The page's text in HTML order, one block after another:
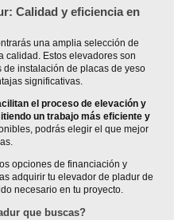
Calidad y eficiencia en
una amplia selección de
calidad. Estos elevadores son
instalación de placas de yeso
significativas.
el proceso de elevación y
un trabajo más eficiente y
podrás elegir el que mejor
opciones de financiación y
adquirir tu elevador de pladur de
necesario en tu proyecto.
que buscas?